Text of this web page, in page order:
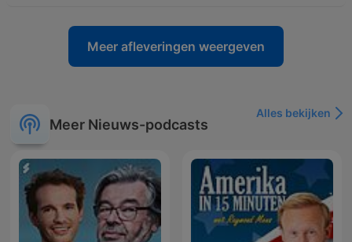
Meer afleveringen weergeven
Meer Nieuws-podcasts
Alles bekijken